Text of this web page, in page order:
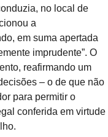
no local de
a
em suma apertada
imprudente”. O
reafirmando um
– o de que não
para permitir o
conferida em virtude